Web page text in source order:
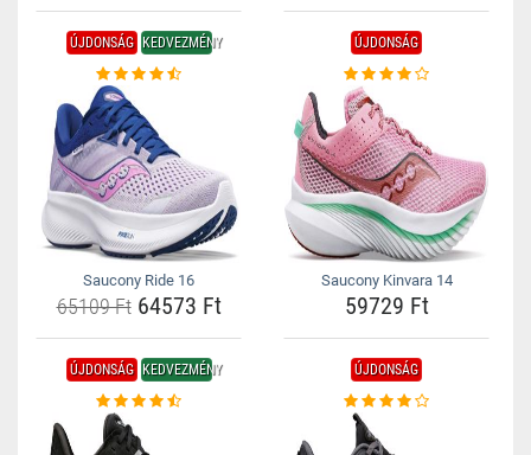
ÚJDONSÁG KEDVEZMÉNY
Saucony Ride 16
65109 Ft64573 Ft
ÚJDONSÁG
Saucony Kinvara 14
59729 Ft
ÚJDONSÁG KEDVEZMÉNY ÚJDONSÁG